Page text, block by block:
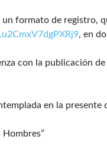
formato de registro,
, en
con la publicación
en la
Hombres”